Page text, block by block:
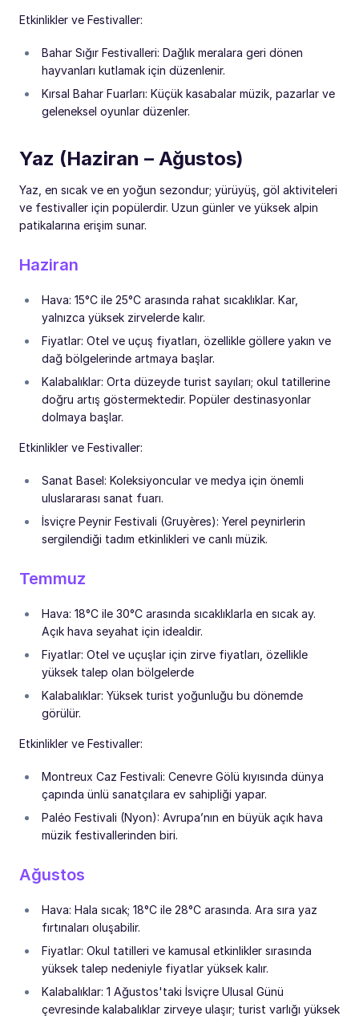
Etkinlikler ve Festivaller:
Bahar Sığır Festivalleri: Dağlık meralara geri dönen
hayvanları kutlamak için düzenlenir.
Kırsal Bahar Fuarları: Küçük kasabalar müzik, pazarlar ve
geleneksel oyunlar düzenler.
Yaz (Haziran – Ağustos)
Yaz, en sıcak ve en yoğun sezondur; yürüyüş, göl aktiviteleri
ve festivaller için popülerdir. Uzun günler ve yüksek alpin
patikalarına erişim sunar.
Haziran
Hava: 15°C ile 25°C arasında rahat sıcaklıklar. Kar,
yalnızca yüksek zirvelerde kalır.
Fiyatlar: Otel ve uçuş fiyatları, özellikle göllere yakın ve
dağ bölgelerinde artmaya başlar.
Kalabalıklar: Orta düzeyde turist sayıları; okul tatillerine
doğru artış göstermektedir. Popüler destinasyonlar
dolmaya başlar.
Etkinlikler ve Festivaller:
Sanat Basel: Koleksiyoncular ve medya için önemli
uluslararası sanat fuarı.
İsviçre Peynir Festivali (Gruyères): Yerel peynirlerin
sergilendiği tadım etkinlikleri ve canlı müzik.
Temmuz
Hava: 18°C ile 30°C arasında sıcaklıklarla en sıcak ay.
Açık hava seyahat için idealdir.
Fiyatlar: Otel ve uçuşlar için zirve fiyatları, özellikle
yüksek talep olan bölgelerde
Kalabalıklar: Yüksek turist yoğunluğu bu dönemde
görülür.
Etkinlikler ve Festivaller:
Montreux Caz Festivali: Cenevre Gölü kıyısında dünya
çapında ünlü sanatçılara ev sahipliği yapar.
Paléo Festivali (Nyon): Avrupa’nın en büyük açık hava
müzik festivallerinden biri.
Ağustos
Hava: Hala sıcak; 18°C ile 28°C arasında. Ara sıra yaz
fırtınaları oluşabilir.
Fiyatlar: Okul tatilleri ve kamusal etkinlikler sırasında
yüksek talep nedeniyle fiyatlar yüksek kalır.
Kalabalıklar: 1 Ağustos'taki İsviçre Ulusal Günü
çevresinde kalabalıklar zirveye ulaşır; turist varlığı yüksek